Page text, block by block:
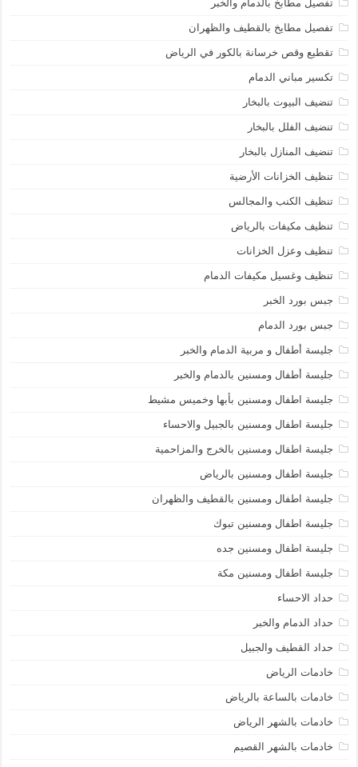
تفصيل مطابخ بالدمام والخبر
تفصيل مطايخ بالقطيف والظهران
تقطيع وقص خرسانة بالكور في الرياض
تكسير مباني الدمام
تنضيف البيوت بالبخار
تنضيف الفلل بالبخار
تنضيف المنازل بالبخار
تنظيف الخزانات الأرضية
تنظيف الكنب والمجالس
تنظيف مكيفات بالرياض
تنظيف وعزل الخزانات
تنظيف وغسيل مكيفات الدمام
جبس بورد الخبر
جبس بورد الدمام
جليسة أطفال و مربية الدمام والخبر
جليسة أطفال ومسنين بالدمام والخبر
جليسة اطفال ومسنين بأبها وخميس مشيط
جليسة اطفال ومسنين بالجبيل والاحساء
جليسة اطفال ومسنين بالخرج والمزاحمية
جليسة اطفال ومسنين بالرياض
جليسة اطفال ومسنين بالقطيف والظهران
جليسة اطفال ومسنين تبوك
جليسة اطفال ومسنين جده
جليسة اطفال ومسنين مكة
حداد الاحساء
حداد الدمام والخبر
حداد القطيف والجبيل
خادمات الرياض
خادمات بالساعة بالرياض
خادمات بالشهر الرياض
خادمات بالشهر القصيم